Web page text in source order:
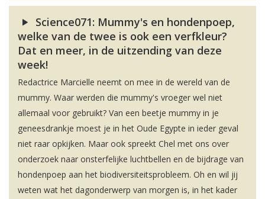
Science071: Mummy's en hondenpoep,
welke van de twee is ook een verfkleur?
Dat en meer, in de uitzending van deze
week!
Redactrice Marcielle neemt on mee in de wereld van de
mummy. Waar werden die mummy's vroeger wel niet
allemaal voor gebruikt? Van een beetje mummy in je
geneesdrankje moest je in het Oude Egypte in ieder geval
niet raar opkijken. Maar ook spreekt Chel met ons over
onderzoek naar onsterfelijke luchtbellen en de bijdrage van
hondenpoep aan het biodiversiteitsprobleem. Oh en wil jij
weten wat het dagonderwerp van morgen is, in het kader